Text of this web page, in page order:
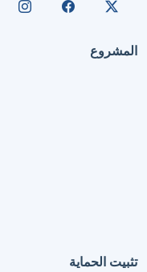
المشروع
تثبيت الحماية